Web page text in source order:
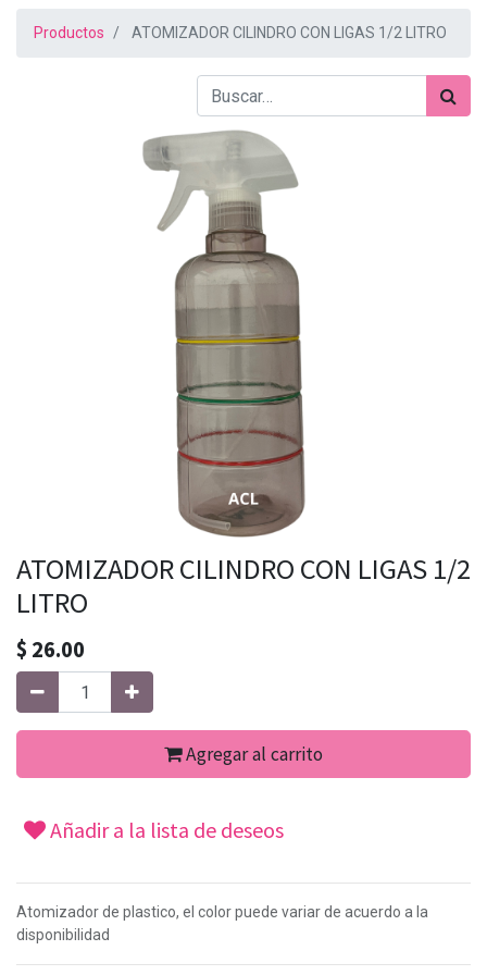
Productos ATOMIZADOR CILINDRO CON LIGAS 1/2 LITRO
ATOMIZADOR CILINDRO CON LIGAS 1/2
LITRO
$ 26.00
Agregar al carrito
Añadir a la lista de deseos
Atomizador de plastico, el color puede variar de acuerdo a la
disponibilidad